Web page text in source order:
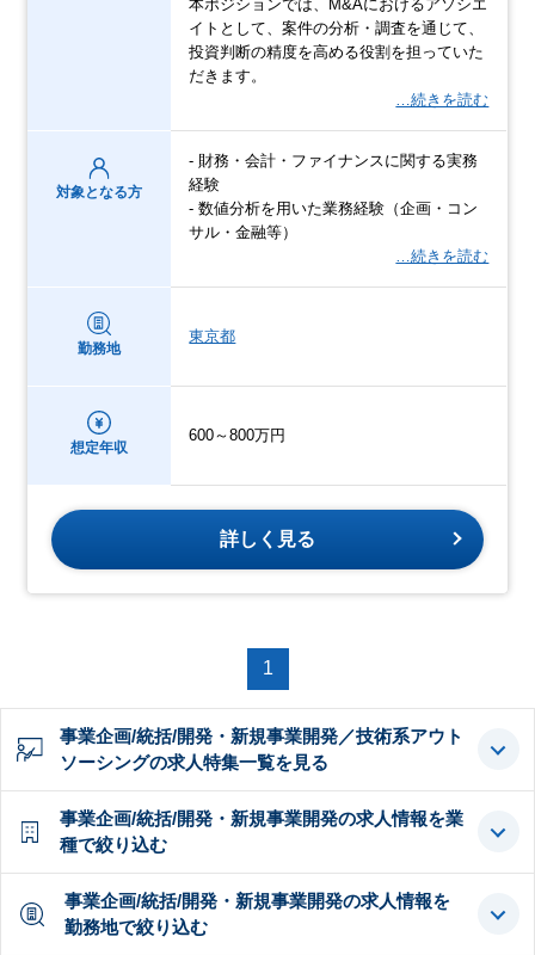
本ポジションでは、M&Aにおけるアソシエ
イトとして、案件の分析・調査を通じて、
投資判断の精度を高める役割を担っていた
だきます。
…続きを読む
対象となる方
- 財務・会計・ファイナンスに関する実務
経験
- 数値分析を用いた業務経験（企画・コン
サル・金融等）
…続きを読む
勤務地
東京都
想定年収
600～800万円
詳しく見る
1
事業企画/統括/開発・新規事業開発／技術系アウト
ソーシングの求人特集一覧を見る
事業企画/統括/開発・新規事業開発の求人情報を業
種で絞り込む
事業企画/統括/開発・新規事業開発の求人情報を
勤務地で絞り込む